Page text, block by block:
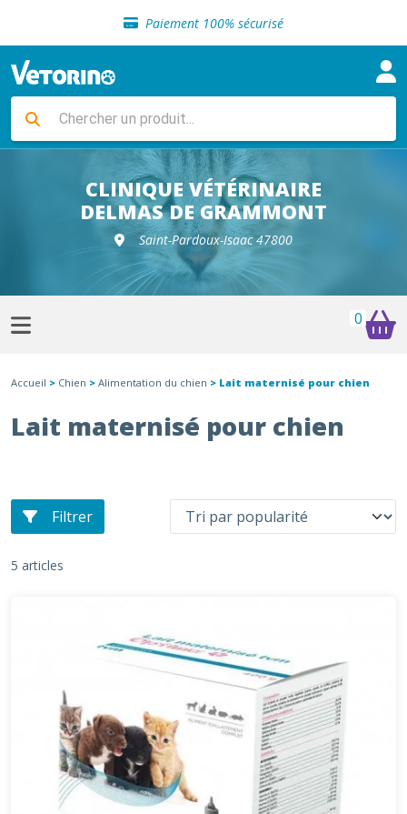
Paiement 100% sécurisé
Livraison gratuite en clinique vétérinaire
Sélection de croquettes vétérinaire
Livraison gratuite en clinique vétérinaire
Retour gratuit en clinique
Sélection de croquettes vétérinaire
CLINIQUE VÉTÉRINAIRE
DELMAS DE GRAMMONT
Saint-Pardoux-Isaac 47800
0
Accueil > Chien > Alimentation du chien > Lait maternisé pour chien
Lait maternisé pour chien
Filtrer
5 articles